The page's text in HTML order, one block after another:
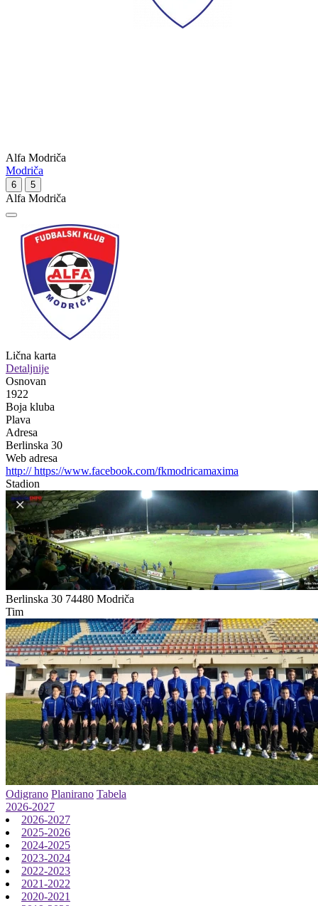
Alfa Modriča
Modriča
6 5
Alfa Modriča
Lična karta
Detaljnije
Osnovan
1922
Boja kluba
Plava
Adresa
Berlinska 30
Web adresa
http:// https://www.facebook.com/fkmodricamaxima
Stadion
Berlinska 30 74480 Modriča
Tim
Odigrano Planirano Tabela
2026-2027
2026-2027
2025-2026
2024-2025
2023-2024
2022-2023
2021-2022
2020-2021